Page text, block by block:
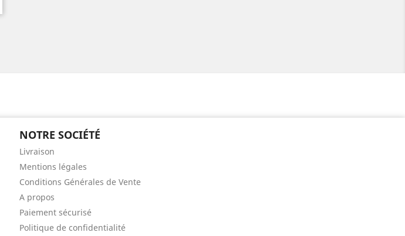
NOTRE SOCIÉTÉ
Livraison
Mentions légales
Conditions Générales de Vente
A propos
Paiement sécurisé
Politique de confidentialité